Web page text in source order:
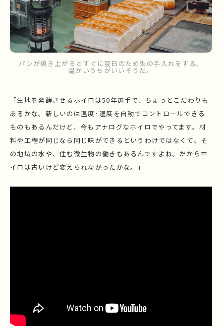
パンが焼き上がるとすぐに翌日のため型の手入れをする。
温かいうちがいいそうだ。
「生地を発酵させるホイロは50年選手で、ちょっとこだわりも
あるかな。新しいのは温度･湿度を自動でコントロールできる
ものもあるんだけど、今もアナログなホイロでやってます。材
料や工程が同じなら同じ味ができるというわけではなくて、そ
の地域の水や、住む微生物の働きもあるんですよね。だからホ
イロは古いけど変えられなかったかな。」